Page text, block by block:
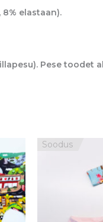
elastaan).
Pese toodet
Soodus